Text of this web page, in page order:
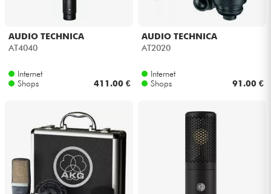
AUDIO TECHNICA
AT4040
Internet
Shops
411.00 €
AUDIO TECHNICA
AT2020
Internet
Shops
91.00 €